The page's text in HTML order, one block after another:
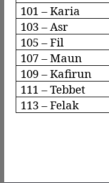
101 – Karia
103 – Asr
105 – Fil
107 – Maun
109 –Kafirun
111 –Tebbet
113 –Felak